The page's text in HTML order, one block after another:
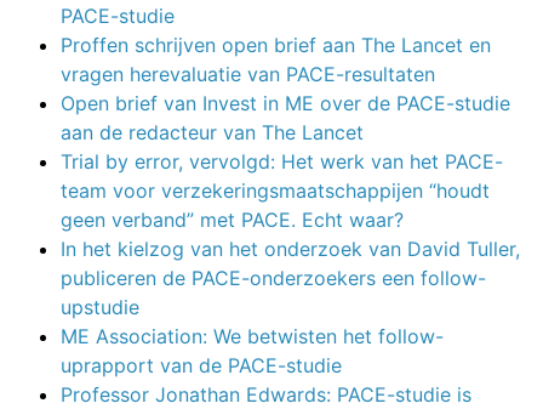
PACE-studie
Proffen schrijven open brief aan The Lancet en
vragen herevaluatie van PACE-resultaten
Open brief van Invest in ME over de PACE-studie
aan de redacteur van The Lancet
Trial by error, vervolgd: Het werk van het PACE-
team voor verzekeringsmaatschappijen “houdt
geen verband” met PACE. Echt waar?
In het kielzog van het onderzoek van David Tuller,
publiceren de PACE-onderzoekers een follow-
upstudie
ME Association: We betwisten het follow-
uprapport van de PACE-studie
Professor Jonathan Edwards: PACE-studie is